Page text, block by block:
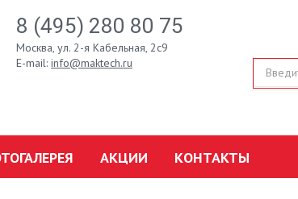
8 (495) 280 80 75
Москва, ул. 2-я Кабельная, 2с9
E-mail: info@maktech.ru
АКЦИИ КОНТАКТЫ